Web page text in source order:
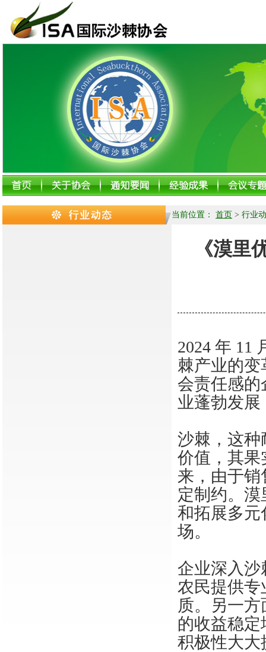
当前位置： 首页 > 行业
《漠里
2024 年 11
棘产业的
会责任感的
业蓬勃发
沙棘，这种
价值，其果
来，由于
定制约。
和拓展多元
场。
企业深入沙
农民提供专
质。另一
的收益稳
积极性大大